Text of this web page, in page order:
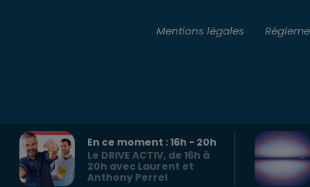
En ce moment :16h - 20h
Le DRIVE ACTIV, de 16h à
20h avec Laurent et
Anthony Perrel
Mentions légales